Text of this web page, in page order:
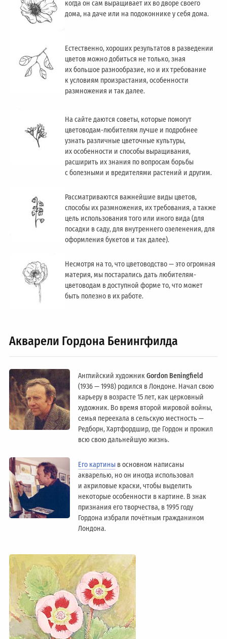
когда он сам выращивает их во дворе своего
дома, на даче или на подоконнике у себя дома.
Естественно, хороших результатов в разведении
цветов можно добиться не только, зная
их большое разнообразие, но и их требование
к условиям произрастания, особенности
размножения и так далее.
На сайте даются советы, которые помогут
цветоводам-любителям лучше и подробнее
узнать различные цветочные культуры,
их особенности и способы выращивания,
расширить их знания по вопросам борьбы
с болезными и вредителями растений и другим.
Рассматриваются важнейшие виды цветов,
способы их размножения, их требования, а также
цель использования того или иного вида (для
посадки в саду, для внутреннего озеленения, для
оформления букетов и так далее).
Несмотря на то, что цветоводство — это огромная
материя, мы постарались дать любителям-
цветоводам в доступной форме то, что может
быть полезно в их работе.
Акварели Гордона Бенингфилда
Английский художникGordon Beningfield
(1936 — 1998) родился в Лондоне. Начал свою
карьеру в возрасте 15 лет, как церковный
художник. Во время второй мировой войны,
семья переехала в сельскую местность —
Редборн, Хартфордшир, где Гордон и прожил
всю свою дальнейшую жизнь.
Его картины в основном написаны
акварелью, но он иногда использовал
и акриловые краски, чтобы выделить
некоторые особенности в картине. В знак
признания его творчества, в 1995 году
Гордона избрали почётным гражданином
Лондонa.